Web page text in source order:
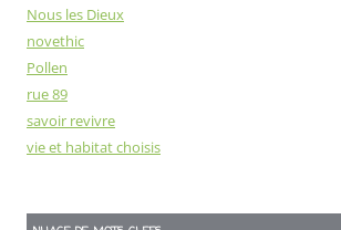
Nous les Dieux
novethic
Pollen
rue 89
savoir revivre
vie et habitat choisis